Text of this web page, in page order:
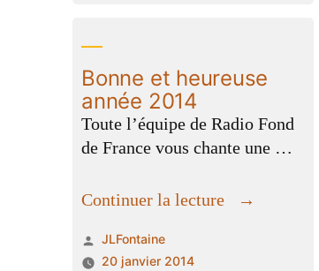
Bonne et heureuse
année 2014
Toute l’équipe de Radio Fond
de France vous chante une …
Continuer la lecture
« Bonne
Publié
par
JLFontaine
20 janvier 2014